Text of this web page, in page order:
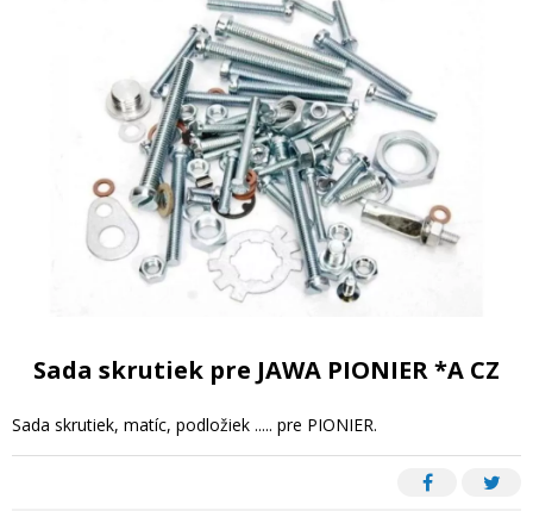
Sada skrutiek pre JAWA PIONIER *A CZ
Sada skrutiek, matíc, podložiek ..... pre PIONIER.